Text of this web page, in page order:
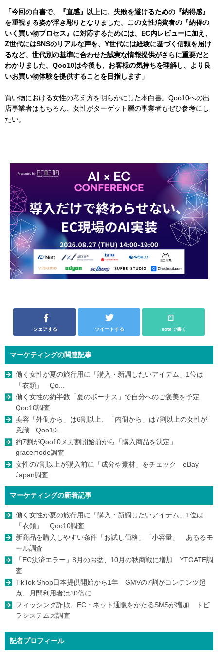
「今回の白書で、『直感』以上に、失敗を避けるための『納得感』
を重視する姿が浮き彫りとなりました。この女性消費者の『納得の
いく買い物プロセス』に対応するためには、EC内レビューに加え、
Z世代にはSNSのリアルな声を、Y世代には経験に基づく信頼を届け
るなど、世代別の基準に合わせた誠実な情報提供がさらに重要だと
わかりました。Qoo10は今後も、お客様の気持ちを理解し、より良
いお買い物体験を提供することを目指します」
買い物における女性の考え方を明らかにした本白書。Qoo10への出
店事業者はもちろん、女性がターゲット層の事業者もぜひ参考にし
たい。
シェアする ツイートする noteで書く
マーケティングの関連記事
働く女性が夏の旅行用に「購入・新調したいアイテム」1位は
「衣類」 Qo...
働く女性の約半数「夏のボーナス」で自分へのご褒美を予定
Qoo10調査
美容「外側から」は6割以上、「内側から」は7割以上の女性が
意識 Qoo10...
約7割がQoo10メガ割開始前から「購入商品を決定」
gracemode調査
女性の7割以上が購入前に「成分や素材」をチェック eBay
Japan調査
マーケティングの新着記事
働く女性が夏の旅行用に「購入・新調したいアイテム」1位は
「衣類」 Qoo10調査
新商品を購入しやすい条件「お試し価格」「小容量」 あるるモ
ール調査
「EC決済エラー」8月のお盆、10月の秋商戦に増加 YTGATE調
査
TikTok Shop日本提供開始から1年 GMVの7割がコンテンツ起
点、月間利用者は30倍に
フィッシング詐欺、EC・ネット通販をかたるSMSが増加 トビ
ラシステムズ調査
記者プロフィール